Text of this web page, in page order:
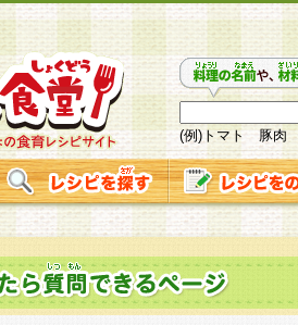
(例)トマト 豚肉